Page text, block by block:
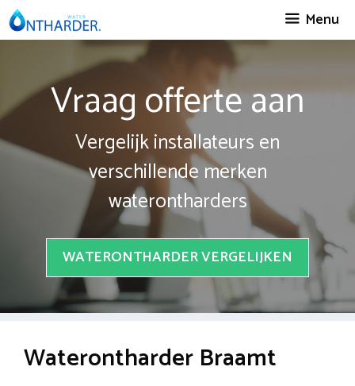
Spring
naar
Menu
Vraag offerte aan
Vergelijk installateurs en
verschillende merken
waterontharders
WATERONTHARDER VERGELIJKEN
Waterontharder Braamt